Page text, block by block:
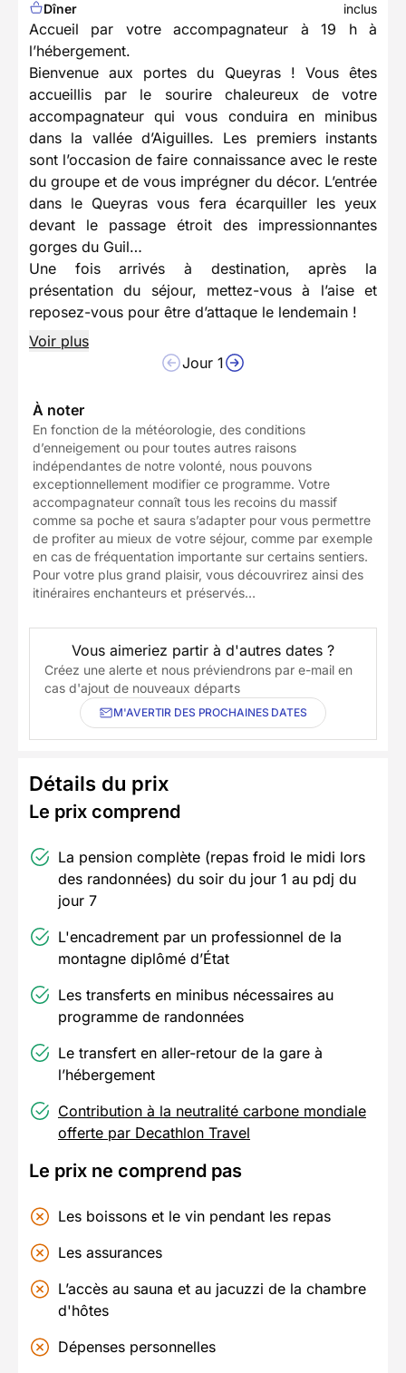
Dîner
inclus
Accueil par votre accompagnateur à 19 h à
l’hébergement.
Bienvenue aux portes du Queyras ! Vous êtes
accueillis par le sourire chaleureux de votre
accompagnateur qui vous conduira en minibus
dans la vallée d’Aiguilles. Les premiers instants
sont l’occasion de faire connaissance avec le reste
du groupe et de vous imprégner du décor. L’entrée
dans le Queyras vous fera écarquiller les yeux
devant le passage étroit des impressionnantes
gorges du Guil…
Une fois arrivés à destination, après la
présentation du séjour, mettez-vous à l’aise et
reposez-vous pour être d’attaque le lendemain !
Voir plus
Jour 1
À noter
En fonction de la météorologie, des conditions
d’enneigement ou pour toutes autres raisons
indépendantes de notre volonté, nous pouvons
exceptionnellement modifier ce programme. Votre
accompagnateur connaît tous les recoins du massif
comme sa poche et saura s’adapter pour vous permettre
de profiter au mieux de votre séjour, comme par exemple
en cas de fréquentation importante sur certains sentiers.
Pour votre plus grand plaisir, vous découvrirez ainsi des
itinéraires enchanteurs et préservés…
Vous aimeriez partir à d'autres dates ?
Créez une alerte et nous préviendrons par e-mail en
cas d'ajout de nouveaux départs
M'AVERTIR DES PROCHAINES DATES
Détails du prix
Le prix comprend
La pension complète (repas froid le midi lors
des randonnées) du soir du jour 1 au pdj du
jour 7
L'encadrement par un professionnel de la
montagne diplômé d’État
Les transferts en minibus nécessaires au
programme de randonnées
Le transfert en aller-retour de la gare à
l’hébergement
Contribution à la neutralité carbone mondiale
offerte par Decathlon Travel
Le prix ne comprend pas
Les boissons et le vin pendant les repas
Les assurances
L’accès au sauna et au jacuzzi de la chambre
d'hôtes
Dépenses personnelles